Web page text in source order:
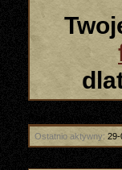
Ostatnio aktywny: 29-